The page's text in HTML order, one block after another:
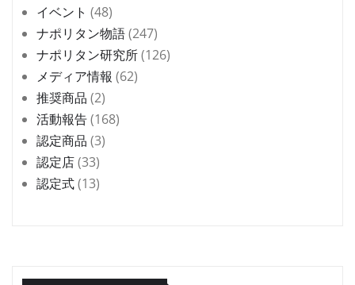
イベント (48)
ナポリタン物語(247)
ナポリタン研究所(126)
メディア情報 (62)
推奨商品 (2)
活動報告(168)
認定商品 (3)
認定店(33)
認定式(13)